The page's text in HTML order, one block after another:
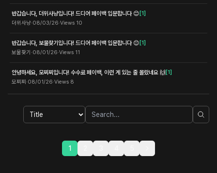
반갑습니다, 더위사냥입니다! 드디어 페이백 입문합니다 😊 [1]
더위사냥·08/03/26·Views 10
반갑습니다, 보물찾기입니다! 드디어 페이백 입문합니다 😊 [1]
보물찾기 ·08/01/26·Views 11
안녕하세요, 모찌찌입니다! 수수료 페이백, 이런 게 있는 줄 몰랐네요 🙌 [1]
모찌찌·08/01/26·Views 8
1